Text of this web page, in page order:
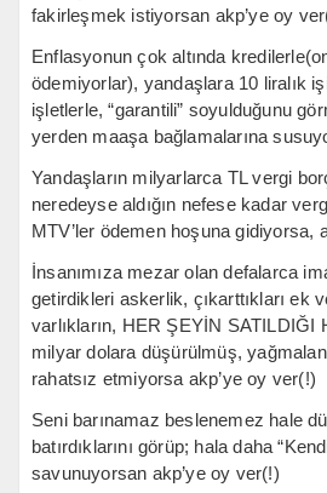
fakirleşmek istiyorsan akp’ye oy
Enflasyonun çok altında
ödemiyorlar), yandaşlara 10 liralık
işletlerle, “garantili” soyulduğunu
yerden maaşa bağlamalarına
Yandaşların milyarlarca TL vergi
neredeyse aldığın nefese kadar
MTV’ler ödemen hoşuna gidiyorsa,
İnsanımıza mezar olan defalarca
getirdikleri askerlik, çıkarttıkları ek
varlıkların, HER ŞEYİN SATILDIĞI
milyar dolara düşürülmüş,
rahatsız etmiyorsa akp’ye oy ver(!)
Seni barınamaz beslenemez hale
batırdıklarını görüp; hala daha
savunuyorsan akp’ye oy ver(!)